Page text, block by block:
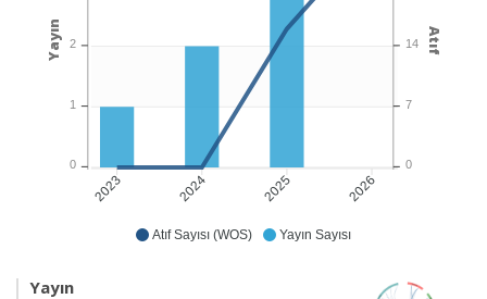
Atıf Sayısı (WOS) Yayın Sayısı
2023 2024 2025 2026
14
7
0
Atıf
2
1
0
Yayın
Yayın